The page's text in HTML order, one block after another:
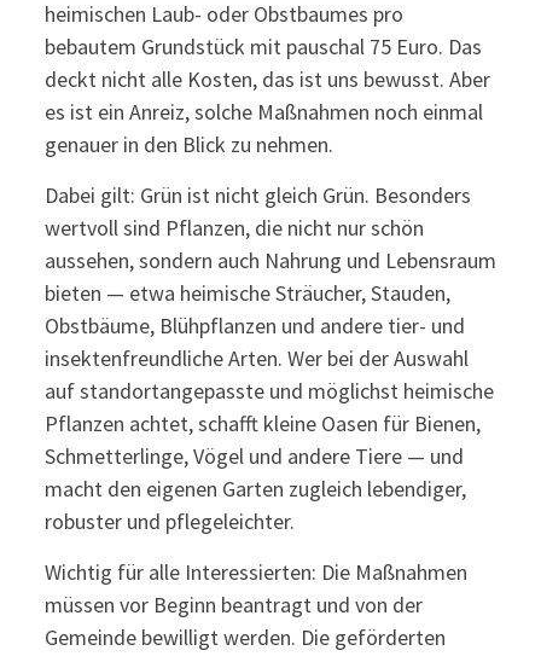
heimischen Laub- oder Obstbaumes pro
bebautem Grundstück mit pauschal 75 Euro. Das
deckt nicht alle Kosten, das ist uns bewusst. Aber
es ist ein Anreiz, solche Maßnahmen noch einmal
genauer in den Blick zu nehmen.
Dabei gilt: Grün ist nicht gleich Grün. Besonders
wertvoll sind Pflanzen, die nicht nur schön
aussehen, sondern auch Nahrung und Lebensraum
bieten — etwa heimische Sträucher, Stauden,
Obstbäume, Blühpflanzen und andere tier- und
insektenfreundliche Arten. Wer bei der Auswahl
auf standortangepasste und möglichst heimische
Pflanzen achtet, schafft kleine Oasen für Bienen,
Schmetterlinge, Vögel und andere Tiere — und
macht den eigenen Garten zugleich lebendiger,
robuster und pflegeleichter.
Wichtig für alle Interessierten: Die Maßnahmen
müssen vor Beginn beantragt und von der
Gemeinde bewilligt werden. Die geförderten